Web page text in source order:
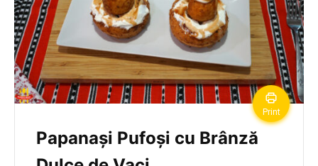
Print
Papanași Pufoși cu Brânză